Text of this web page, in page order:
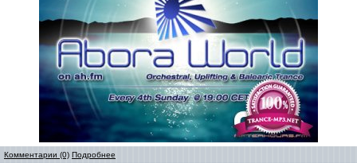
Комментарии (0) Подробнее